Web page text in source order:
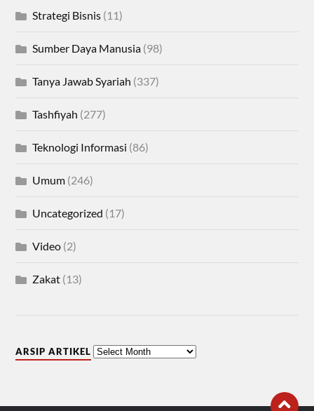
Strategi Bisnis (11)
Sumber Daya Manusia (98)
Tanya Jawab Syariah (337)
Tashfiyah (277)
Teknologi Informasi (86)
Umum (246)
Uncategorized (17)
Video (2)
Zakat (13)
ARSIP ARTIKEL